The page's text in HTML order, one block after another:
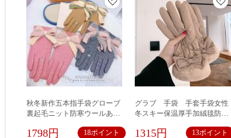
秋冬新作五本指手袋グローブ
裏起毛ニット防寒ウールあっ
1798円 18ポイント
グラブ 手袋 手套手袋女性
冬スキー保温厚手加絨毯防寒
ム代発
1315円 13ポイント